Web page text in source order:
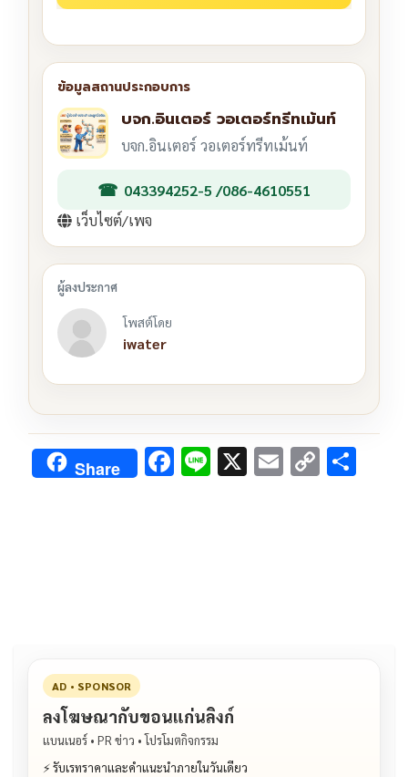
บจก.อินเตอร์ วอเตอร์ทรีทเม้นท์
บจก.อินเตอร์ วอเตอร์ทรีทเม้นท์
043394252-5 /086-4610551
เว็บไซต์/เพจ
โพสต์โดย
iwater
Share F Li X E C
AD • SPONSOR
ลงโฆษณากับขอนแก่นลิงก์
แบนเนอร์ • PR ข่าว • โปรโมตกิจกรรม
⚡ รับเรทราคาและคำแนะนำภายในวันเดียว